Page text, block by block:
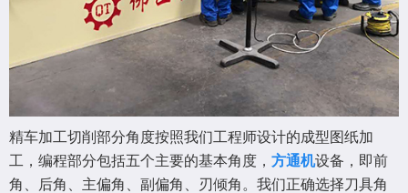
精车加工切削部分角度按照我们工程师设计的成型图纸加
工，编程部分包括五个主要的基本角度， 方通机设备，即前
角、后角、主偏角、副偏角、刃倾角。我们正确选择刀具角